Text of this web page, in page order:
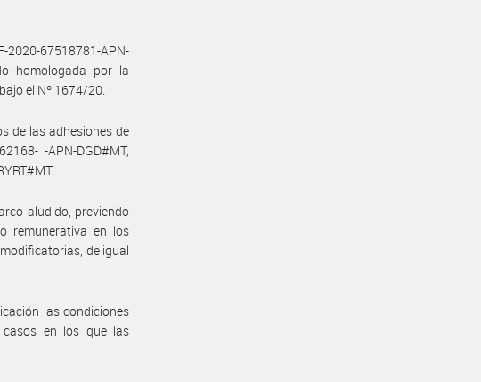
67518781-APN-
homologada por la
el Nº 1674/20.
de las adhesiones de
-APN-DGD#MT,
aludido, previendo
remunerativa en los
de igual
las condiciones
en los que las